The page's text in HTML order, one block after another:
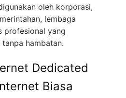
oleh korporasi,
lembaga
profesional yang
hambatan.
Dedicated
Biasa